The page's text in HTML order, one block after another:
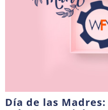
Día de las Madres: